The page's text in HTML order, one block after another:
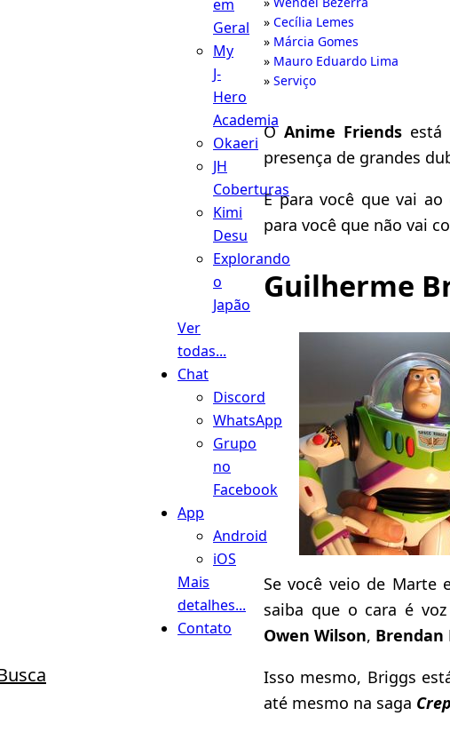
em
Geral
My
J-
Hero
Academia
Okaeri
JH
Coberturas
Kimi
Desu
Explorando
o
Japão
Ver
todas...
Chat
Discord
WhatsApp
Grupo
no
Facebook
App
Android
iOS
Mais
detalhes...
Contato
Cecília Lemes
Márcia Gomes
Mauro Eduardo Lima
Serviço
O Anime Friendsestá
presença de grandes
E para você que vai
para você que não vai
Guilherme
Se você veio de Marte
saiba que o cara é
Owen Wilson, Brendan
Isso mesmo, Briggs
até mesmo na saga